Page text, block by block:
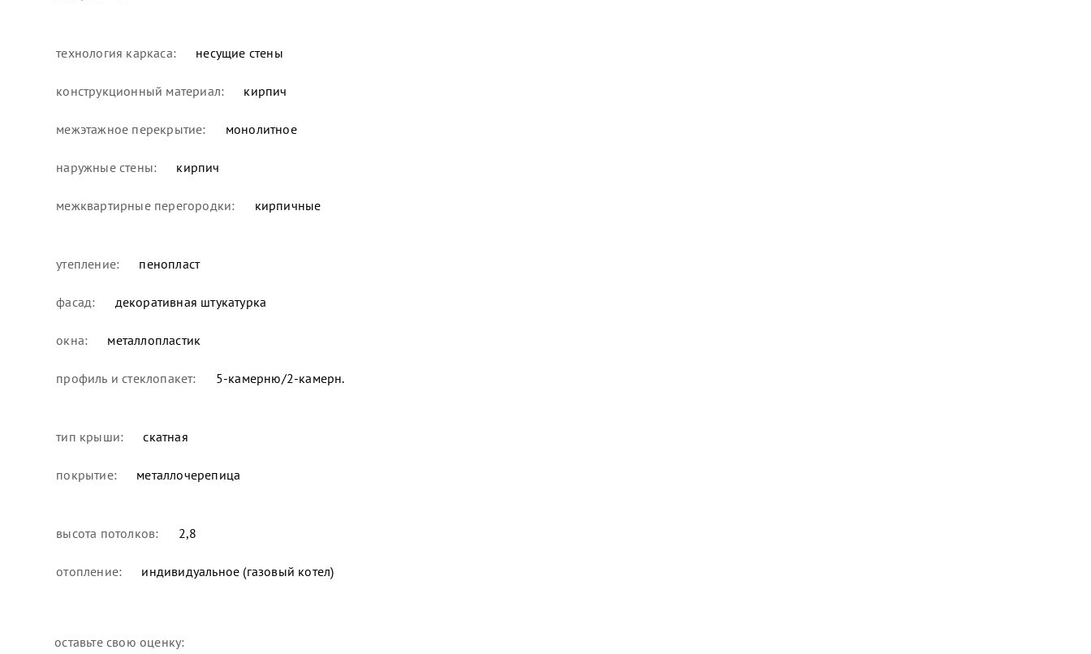
технология каркаса: несущие стены
конструкционный материал: кирпич
межэтажное перекрытие: монолитное
наружные стены: кирпич
межквартирные перегородки: кирпичные
утепление: пенопласт
фасад: декоративная штукатурка
окна: металлопластик
профиль и стеклопакет: 5-камерню/2-камерн.
тип крыши: скатная
покрытие: металлочерепица
высота потолков: 2,8
отопление: индивидуальное (газовый котел)
оставьте свою оценку: